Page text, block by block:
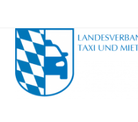
Inhalt
springen